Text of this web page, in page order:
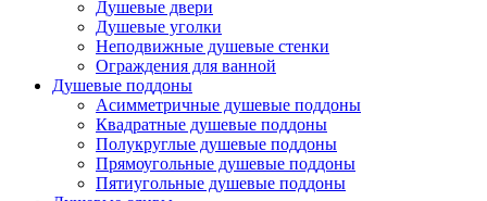
Душевые двери
Душевые уголки
Неподвижные душевые стенки
Ограждения для ванной
Душевые поддоны
Асимметричные душевые поддоны
Квадратные душевые поддоны
Полукруглые душевые поддоны
Прямоугольные душевые поддоны
Пятиугольные душевые поддоны